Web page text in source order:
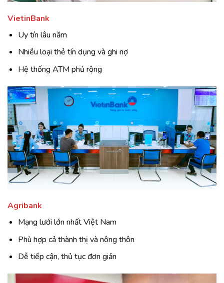
VietinBank
Uy tín lâu năm
Nhiều loại thẻ tín dụng và ghi nợ
Hệ thống ATM phủ rộng
Agribank
Mạng lưới lớn nhất Việt Nam
Phù hợp cả thành thị và nông thôn
Dễ tiếp cận, thủ tục đơn giản